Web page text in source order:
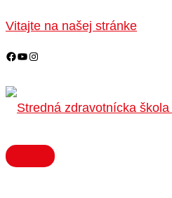
na
Vitajte na našej stránke